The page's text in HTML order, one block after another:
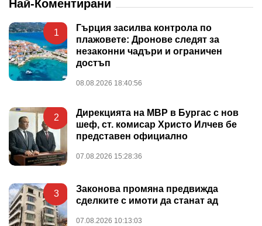
Най-Коментирани
1
Гърция засилва контрола по
плажовете: Дронове следят за
незаконни чадъри и ограничен
достъп
08.08.2026 18:40:56
2
Дирекцията на МВР в Бургас с нов
шеф, ст. комисар Христо Илчев бе
представен официално
07.08.2026 15:28:36
3
Законова промяна предвижда
сделките с имоти да станат ад
07.08.2026 10:13:03